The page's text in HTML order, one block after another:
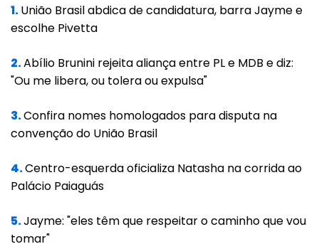
1.União Brasil abdica de candidatura, barra Jayme e
escolhe Pivetta
2.Abílio Brunini rejeita aliança entre PL e MDB e diz:
"Ou me libera, ou tolera ou expulsa"
3.Confira nomes homologados para disputa na
convenção do União Brasil
4.Centro-esquerda oficializa Natasha na corrida ao
Palácio Paiaguás
5.Jayme: "eles têm que respeitar o caminho que vou
tomar"